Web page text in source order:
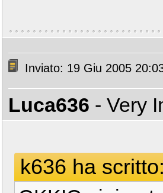
Inviato: 19 Giu 2005
Luca636 - Very
k636 ha